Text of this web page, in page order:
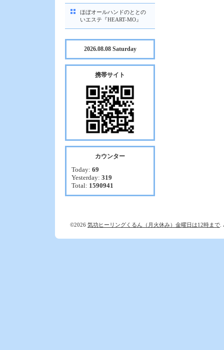
ほぼオールハンドのととの
いエステ『HEART-MO』
2026.08.08 Saturday
携帯サイト
カウンター
Today: 69
Yesterday: 319
Total: 1590941
©2026 気功ヒーリングくるん（月火休み）金曜日は12時まで